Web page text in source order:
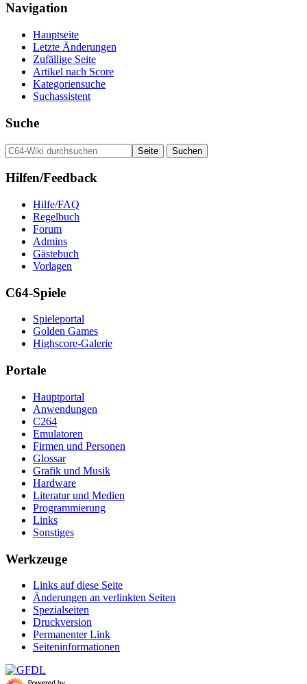
Navigation
Hauptseite
Letzte Änderungen
Zufällige Seite
Artikel nach Score
Kategoriensuche
Suchassistent
Suche
Hilfen/Feedback
Hilfe/FAQ
Regelbuch
Forum
Admins
Gästebuch
Vorlagen
C64-Spiele
Spieleportal
Golden Games
Highscore-Galerie
Portale
Hauptportal
Anwendungen
C264
Emulatoren
Firmen und Personen
Glossar
Grafik und Musik
Hardware
Literatur und Medien
Programmierung
Links
Sonstiges
Werkzeuge
Links auf diese Seite
Änderungen an verlinkten Seiten
Spezialseiten
Druckversion
Permanenter Link
Seiten­­informationen